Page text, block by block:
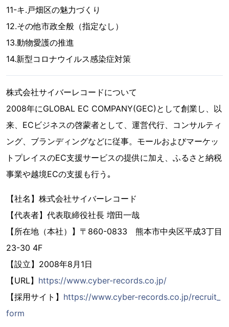
11-キ.戸畑区の魅力づくり
12.その他市政全般（指定なし）
13.動物愛護の推進
14.新型コロナウイルス感染症対策
株式会社サイバーレコードについて
2008年にGLOBAL EC COMPANY(GEC)として創業し、以
来、ECビジネスの啓蒙者として、運営代行、コンサルティ
ング、ブランディングなどに従事。モールおよびマーケッ
トプレイスのEC支援サービスの提供に加え、ふるさと納税
事業や越境ECの支援も行う｡
【社名】株式会社サイバーレコード
【代表者】代表取締役社長 増田一哉
【所在地（本社）】〒860-0833 熊本市中央区平成3丁目
23-30 4F
【設立】2008年8月1日
【URL】 https://www.cyber-records.co.jp/
【採用サイト】 https://www.cyber-records.co.jp/recruit_
form